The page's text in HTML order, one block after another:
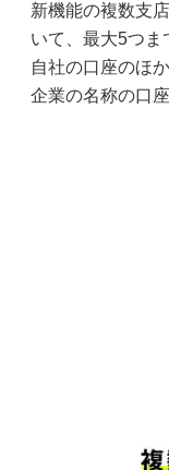
新機能の複数支
いて、最大5つま
自社の口座のほ
企業の名称の口